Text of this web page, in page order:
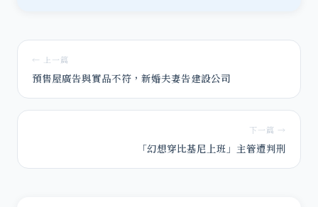
← 上一篇
預售屋廣告與實品不符，新婚夫妻告建設公司
下一篇 →
「幻想穿比基尼上班」主管遭判刑